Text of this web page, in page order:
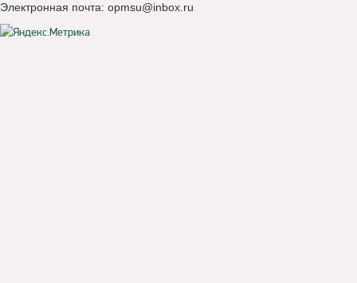
Электронная почта: opmsu@inbox.ru